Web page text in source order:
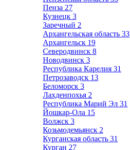
Пенза 27
Кузнецк 3
Заречный 2
Архангельская область 33
Архангельск 19
Северодвинск 8
Новодвинск 3
Республика Карелия 31
Петрозаводск 13
Беломорск 3
Лахденпохья 2
Республика Марий Эл 31
Йошкар-Ола 15
Волжск 3
Козьмодемьянск 2
Курганская область 31
Курган 27